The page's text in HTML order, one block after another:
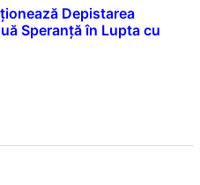
Depistarea
Speranță în Lupta cu